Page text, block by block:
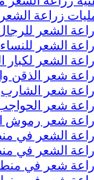
زراعة الشعر
الشعر
الشعر للنساء
الشعر لكبار
شعر الذقن
شعر الشارب
شعر
شعر رموش
الشعر في
الشعر في
شعر في